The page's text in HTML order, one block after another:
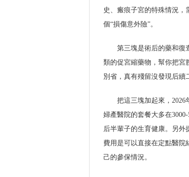
史、瘢痕子宮的特殊情況，
個“損傷意外險”。
第三塊是術后的藥和復
類的促宮縮藥物，幫你把宮
別省，真有殘留沒發現后續
把這三塊加起來，2026
婦產醫院的套餐大多在
后半輩子的生育健康。另外
費用是可以直接在定點醫院
己的參保情況。